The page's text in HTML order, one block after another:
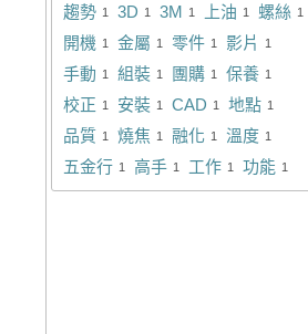
1
趨勢 1
3D 1
3M 1
上油 1
螺絲
1
開機 1
金屬 1
零件 1
影片
1
手動 1
組裝 1
團購 1
保養
1
校正 1
安裝 1
CAD 1
地點
1
品質 1
燒焦 1
融化 1
溫度
1
五金行 1
高手 1
工作 1
功能